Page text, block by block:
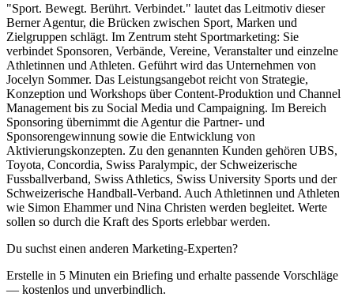
"Sport. Bewegt. Berührt. Verbindet." lautet das Leitmotiv dieser
Berner Agentur, die Brücken zwischen Sport, Marken und
Zielgruppen schlägt. Im Zentrum steht Sportmarketing: Sie
verbindet Sponsoren, Verbände, Vereine, Veranstalter und einzelne
Athletinnen und Athleten. Geführt wird das Unternehmen von
Jocelyn Sommer. Das Leistungsangebot reicht von Strategie,
Konzeption und Workshops über Content-Produktion und Channel
Management bis zu Social Media und Campaigning. Im Bereich
Sponsoring übernimmt die Agentur die Partner- und
Sponsorengewinnung sowie die Entwicklung von
Aktivierungskonzepten. Zu den genannten Kunden gehören UBS,
Toyota, Concordia, Swiss Paralympic, der Schweizerische
Fussballverband, Swiss Athletics, Swiss University Sports und der
Schweizerische Handball-Verband. Auch Athletinnen und Athleten
wie Simon Ehammer und Nina Christen werden begleitet. Werte
sollen so durch die Kraft des Sports erlebbar werden.
Du suchst einen anderen Marketing-Experten?
Erstelle in 5 Minuten ein Briefing und erhalte passende Vorschläge
— kostenlos und unverbindlich.